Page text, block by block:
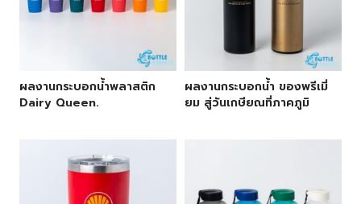
ผลงานกระบอกน้ำพลาสติก
Dairy Queen.
ผลงานกระบอกน้ำ ของพรีเมี่
ยม สู่วันเกษียณที่ภาคภูมิ